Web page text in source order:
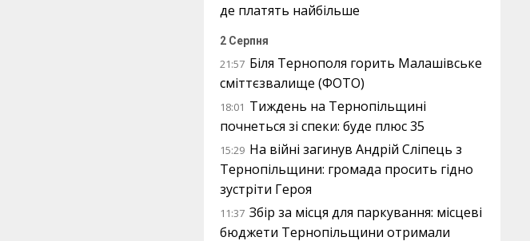
де платять найбільше
2 Серпня
21:57 Біля Тернополя горить Малашівське
сміттєзвалище (ФОТО)
18:01 Тиждень на Тернопільщині
почнеться зі спеки: буде плюс 35
15:29 На війні загинув Андрій Сліпець з
Тернопільщини: громада просить гідно
зустріти Героя
11:37 Збір за місця для паркування: місцеві
бюджети Тернопільщини отримали